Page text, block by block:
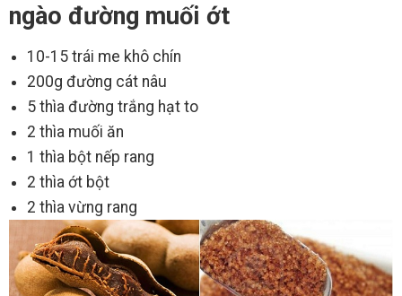
ngào đường muối ớt
10-15 trái me khô chín
200g đường cát nâu
5 thìa đường trắng hạt to
2 thìa muối ăn
1 thìa bột nếp rang
2 thìa ớt bột
2 thìa vừng rang